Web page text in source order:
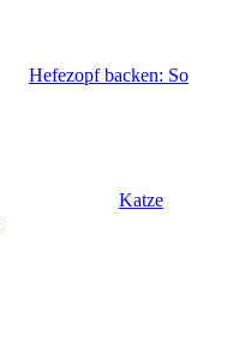
Hefezopf backen: So
Katze